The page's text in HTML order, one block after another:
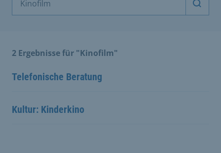
2 Ergebnisse für "Kinofilm"
Telefonische Beratung
Kultur: Kinderkino